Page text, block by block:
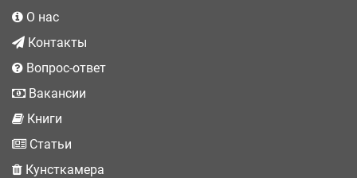
О нас
Контакты
Вопрос-ответ
Вакансии
Книги
Статьи
Кунсткамера